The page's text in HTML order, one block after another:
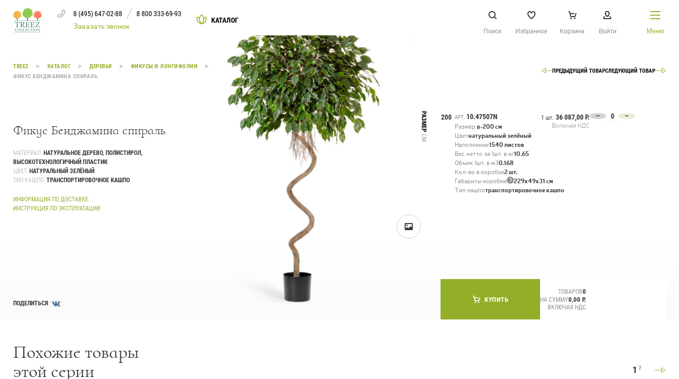
8 (495) 647-02-88 8 800 333-69-93
Заказать звонок
КАТАЛОГ
Поиск Избранное Корзина Войти Меню
Каталог
Растения, кусты, мох и трава
Ампельные растения
Кашпо 259
Цветы 123
Прайс-листы и каталоги
Доставка и оплата
Вопросы и ответы
Новости
TREEZ КАТАЛОГ ДЕРЕВЬЯ
ФИКУСЫ И ЛОНГИФОЛИИ
ФИКУС БЕНДЖАМИНА СПИРАЛЬ
ПРЕДЫДУЩИЙ ТОВАРСЛЕДУЮЩИЙ ТОВАР
Фикус Бенджамина спираль
МАТЕРИАЛ НАТУРАЛЬНОЕ ДЕРЕВО, ПОЛИСТИРОЛ,
ВЫСОКОТЕХНОЛОГИЧНЫЙ ПЛАСТИК
ЦВЕТ НАТУРАЛЬНЫЙ ЗЕЛЁНЫЙ
ТИП КАШПО ТРАНСПОРТИРОВОЧНОЕ КАШПО
ИНФОРМАЦИЯ ПО ДОСТАВКЕ
ИНСТРУКЦИЯ ПО ЭКСПЛУАТАЦИИ
ПОДЕЛИТЬСЯ
РАЗМЕР
СМ
200 АРТ. 10.47507N
Размерв-200 см
1 шт. 36 087,00 Р.
Включая НДС
Цветнатуральный зелёный
Наполнение1540 листов
Вес нетто за 1шт. в кг10.65
Объем 1шт. в м30.168
Кол-во в коробке2 шт.
Габариты коробки ? 229х49х31 см
Тип кашпотранспортировочное кашпо
КУПИТЬ
ТОВАРОВ0
НА СУММУ0,00 Р.
ВКЛЮЧАЯ НДС
Похожие товары
этой серии
1 7